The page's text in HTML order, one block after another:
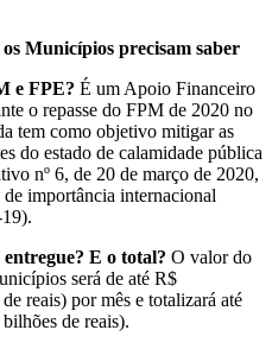
Municípios precisam saber
e FPE? É um Apoio Financeiro
o repasse do FPM de 2020 no
tem como objetivo mitigar as
do estado de calamidade pública
nº 6, de 20 de março de 2020,
importância internacional
E o total? O valor do
será de até R$
reais) por mês e totalizará até
de reais).